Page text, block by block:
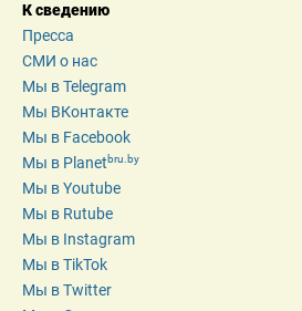
К сведению
Пресса
СМИ о нас
Мы в Telegram
Мы ВКонтакте
Мы в Facebook
Мы в Planetbru.by
Мы в Youtube
Мы в Rutube
Мы в Instagram
Мы в TikTok
Мы в Twitter